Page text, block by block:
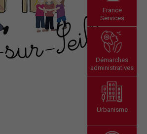
France
Services
Démarches
administratives
Urbanisme